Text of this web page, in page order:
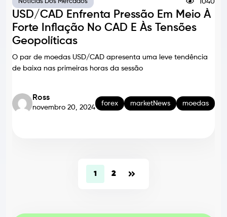
Notícias Dos Mercados
USD/CAD Enfrenta Pressão Em Meio À
Forte Inflação No CAD E Às Tensões
Geopolíticas
O par de moedas USD/CAD apresenta uma leve tendência
de baixa nas primeiras horas da sessão
Ross
novembro 20, 2024
forex marketNews moedas
1 2